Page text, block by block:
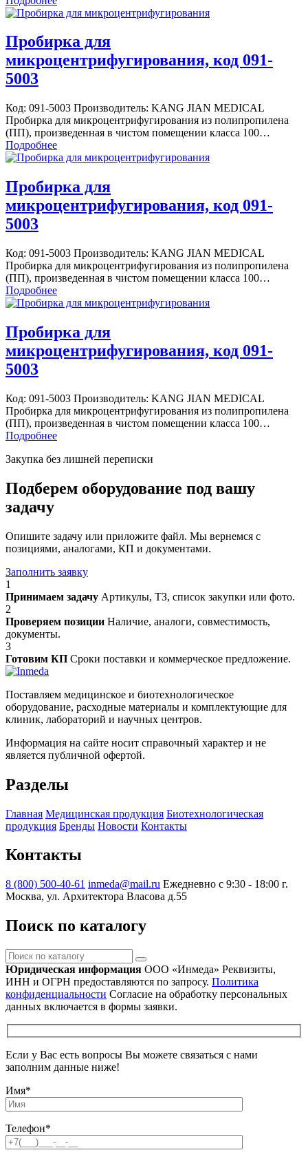
Пробирка для
микроцентрифугирования, код 091-
5003
Код: 091-5003 Производитель: KANG JIAN MEDICAL
Пробирка для микроцентрифугирования из полипропилена
(ПП), произведенная в чистом помещении класса 100…
Подробнее
Пробирка для
микроцентрифугирования, код 091-
5003
Код: 091-5003 Производитель: KANG JIAN MEDICAL
Пробирка для микроцентрифугирования из полипропилена
(ПП), произведенная в чистом помещении класса 100…
Подробнее
Пробирка для
микроцентрифугирования, код 091-
5003
Код: 091-5003 Производитель: KANG JIAN MEDICAL
Пробирка для микроцентрифугирования из полипропилена
(ПП), произведенная в чистом помещении класса 100…
Подробнее
Закупка без лишней переписки
Подберем оборудование под вашу
задачу
Опишите задачу или приложите файл. Мы вернемся с
позициями, аналогами, КП и документами.
Заполнить заявку
1
Принимаем задачу Артикулы, ТЗ, список закупки или фото.
2
Проверяем позиции Наличие, аналоги, совместимость,
документы.
3
Готовим КП Сроки поставки и коммерческое предложение.
Поставляем медицинское и биотехнологическое
оборудование, расходные материалы и комплектующие для
клиник, лабораторий и научных центров.
Информация на сайте носит справочный характер и не
является публичной офертой.
Разделы
Главная Медицинская продукция Биотехнологическая
продукция Бренды Новости Контакты
Контакты
8 (800) 500-40-61 inmeda@mail.ru Ежедневно с 9:30 - 18:00 г.
Москва, ул. Архитектора Власова д.55
Поиск по каталогу
Поиск
по
каталогу
Юридическая информация ООО «Инмеда» Реквизиты,
ИНН и ОГРН предоставляются по запросу. Политика
конфиденциальности Согласие на обработку персональных
данных включается в формы заявки.
Если у Вас есть вопросы Вы можете связаться с нами
заполним данные ниже!
Имя*
Телефон*